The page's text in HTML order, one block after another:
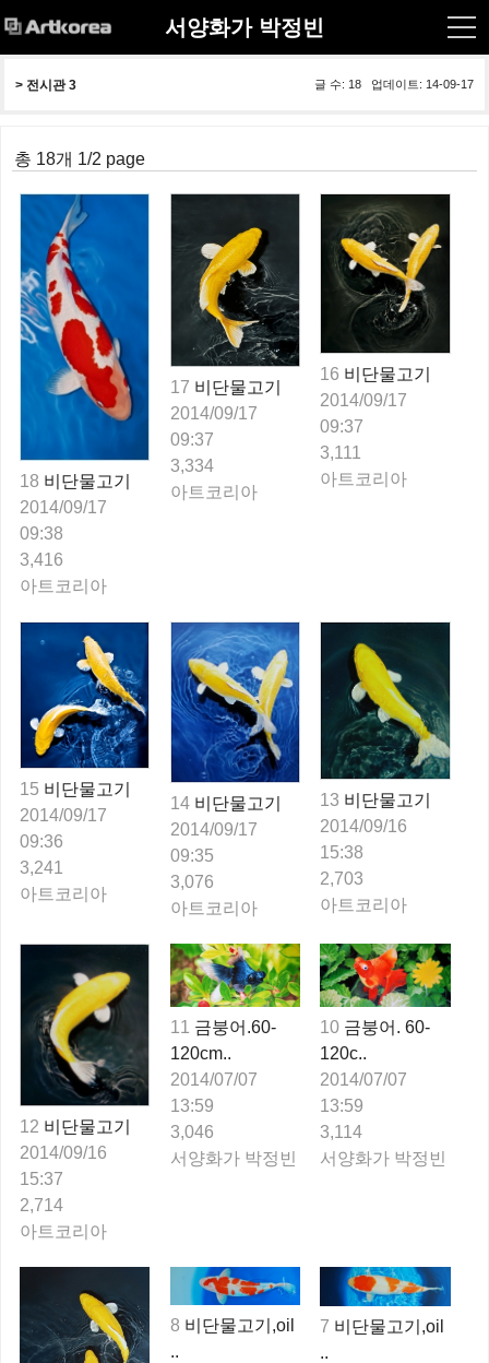
서양화가 박정빈
글 수: 18 업데이트: 14-09-17
> 전시관 3
총 18개 1/2 page
18 비단물고기
2014/09/17
09:38
3,416
아트코리아
17 비단물고기
2014/09/17
09:37
3,334
아트코리아
16 비단물고기
2014/09/17
09:37
3,111
아트코리아
15 비단물고기
2014/09/17
09:36
3,241
아트코리아
14 비단물고기
2014/09/17
09:35
3,076
아트코리아
13 비단물고기
2014/09/16
15:38
2,703
아트코리아
12 비단물고기
2014/09/16
15:37
2,714
아트코리아
11 금붕어.60-
120cm..
2014/07/07
13:59
3,046
서양화가 박정빈
10 금붕어. 60-
120c..
2014/07/07
13:59
3,114
서양화가 박정빈
8 비단물고기,oil
..
7 비단물고기,oil
..